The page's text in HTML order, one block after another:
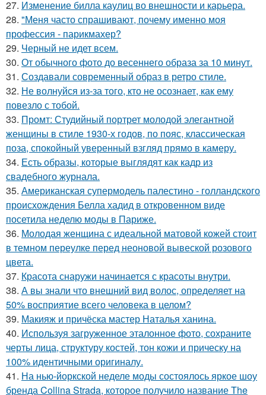
27. Изменение билла каулиц во внешности и карьера.
28. "Меня часто спрашивают, почему именно моя
профессия - парикмахер?
29. Черный не идет всем.
30. От обычного фото до весеннего образа за 10 минут.
31. Создавали современный образ в ретро стиле.
32. Не волнуйся из-за того, кто не осознает, как ему
повезло с тобой.
33. Промт: Студийный портрет молодой элегантной
женщины в стиле 1930-х годов, по пояс, классическая
поза, спокойный уверенный взгляд прямо в камеру.
34. Есть образы, которые выглядят как кадр из
свадебного журнала.
35. Американская супермодель палестино - голландского
происхождения Белла хадид в откровенном виде
посетила неделю моды в Париже.
36. Молодая женщина с идеальной матовой кожей стоит
в темном переулке перед неоновой вывеской розового
цвета.
37. Красота снаружи начинается с красоты внутри.
38. А вы знали что внешний вид волос, определяет на
50% восприятие всего человека в целом?
39. Макияж и причёска мастер Наталья ханина.
40. Используя загруженное эталонное фото, сохраните
черты лица, структуру костей, тон кожи и прическу на
100% идентичными оригиналу.
41. На нью-йоркской неделе моды состоялось яркое шоу
бренда Collina Strada, которое получило название The